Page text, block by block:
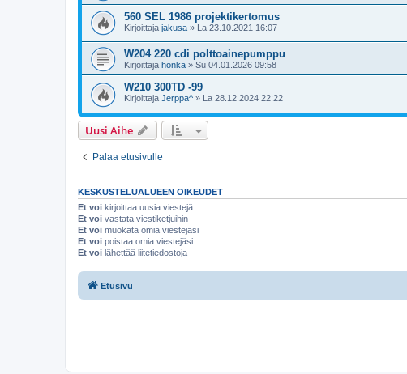
560 SEL 1986 projektikertomus
Kirjoittaja jakusa » La 23.10.2021 16:07
W204 220 cdi polttoainepumppu
Kirjoittaja honka » Su 04.01.2026 09:58
W210 300TD -99
Kirjoittaja Jerppa^ » La 28.12.2024 22:22
Uusi Aihe
Palaa etusivulle
KESKUSTELUALUEEN OIKEUDET
Et voi kirjoittaa uusia viestejä
Et voi vastata viestiketjuihin
Et voi muokata omia viestejäsi
Et voi poistaa omia viestejäsi
Et voi lähettää liitetiedostoja
Etusivu